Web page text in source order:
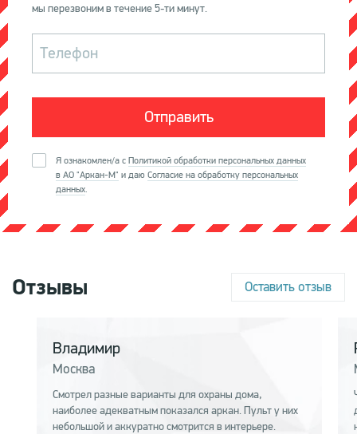
мы перезвоним в течение 5-ти минут.
Телефон
Я ознакомлен/а с Политикой обработки персональных данных
в АО "Аркан-М" и даю Согласие на обработку персональных
данных
Отзывы Оставить отзыв
Владимир
Москва
Смотрел разные варианты для охраны дома,
наиболее адекватным показался аркан. Пульт у них
небольшой и аккуратно смотрится в интерьере.